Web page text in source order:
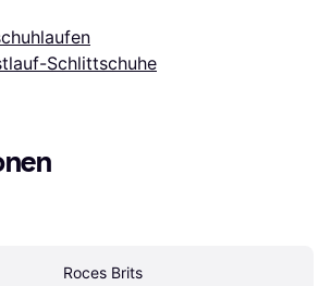
Schlittschuhe
Roces Brits